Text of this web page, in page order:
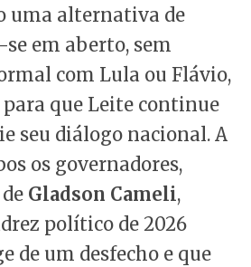
uma alternativa de
em aberto, sem
com Lula ou Flávio,
que Leite continue
seu diálogo nacional. A
os governadores,
Gladson Cameli,
político de 2026
de um desfecho e que